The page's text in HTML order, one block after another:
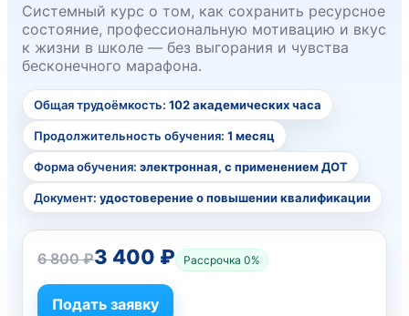
Системный курс о том, как сохранить ресурсное
состояние, профессиональную мотивацию и вкус
к жизни в школе — без выгорания и чувства
бесконечного марафона.
Общая трудоёмкость: 102 академических часа
Продолжительность обучения: 1 месяц
Форма обучения: электронная, с применением ДОТ
Документ: удостоверение о повышении квалификации
6 800 ₽3 400 ₽ Рассрочка 0%
Подать заявку